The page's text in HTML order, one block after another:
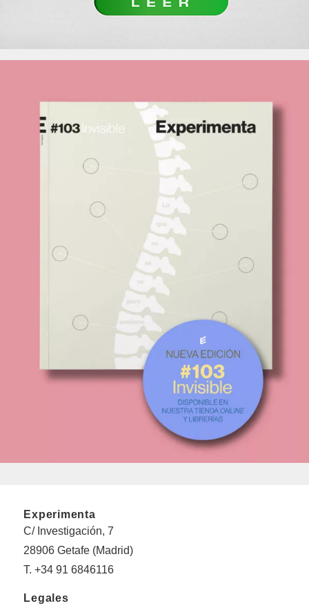
Experimenta
C/ Investigación, 7
28906 Getafe (Madrid)
T. +34 91 6846116
Legales